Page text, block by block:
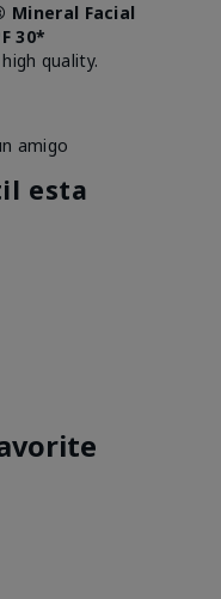
Mineral Facial
30*
quality.
amigo
esta